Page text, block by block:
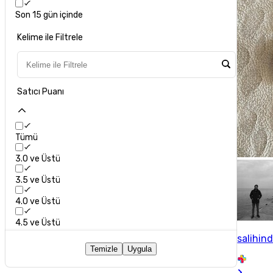
Son 15 gün içinde
Kelime ile Filtrele
Satıcı Puanı
Tümü
3.0 ve Üstü
3.5 ve Üstü
4.0 ve Üstü
4.5 ve Üstü
Temizle Uygula